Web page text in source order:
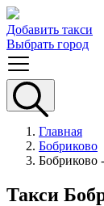
Добавить такси
Выбрать город
Главная
Бобриково
Бобриково
Такси